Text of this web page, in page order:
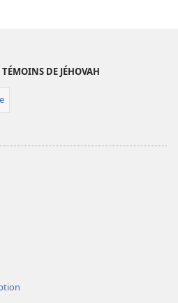
DE JÉHOVAH